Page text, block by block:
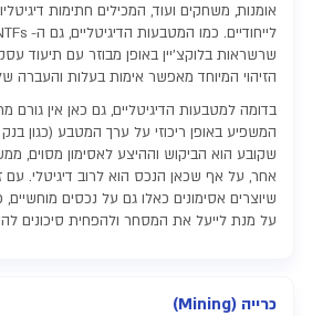
אומנות, משחקים ועוד, המכילים חתימות
שרשראות בלוקצ'יין באופן מבוזר עם תיעוד
הזיהוי המיוחד מאפשר אימות בעלות והעברה
בדומה למטבעות הדיגיטליים, גם כאן אין גורם
המשפיע באופן ריכוזי על ערך המטבע (כגון
שקובע הוא הביקוש וההיצע לאסימון מסוים,
אחר, על אף שכאן הנכס הוא לרוב דיגיטלי. עם
שיוצרים אסימונים כאלו גם על נכסים מוחשיים,
על מנת לייעל את המסחר ולהפחית סיכונים
כרייה (Mining)